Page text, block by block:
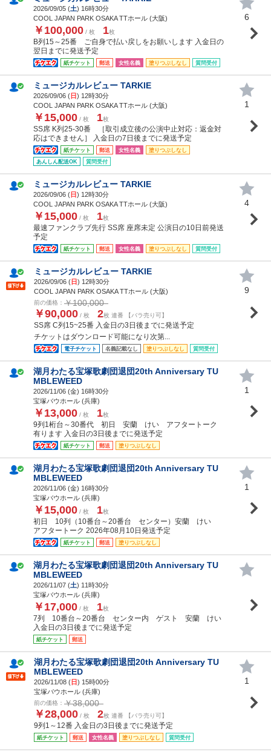
2026/09/05 (土) 16時30分
COOL JAPAN PARK OSAKA TTホール (大阪)
￥100,000 / 枚 1枚
B列15～25番 ご自身で払い戻しをお願いします 入金日の
翌日までに発送予定
紙チケット 郵送 女性名義 塗りつぶしなし 質問受付
6
ミュージカルレビュー TARKIE
2026/09/06 (日) 12時30分
COOL JAPAN PARK OSAKA TTホール (大阪)
￥15,000 / 枚 1枚
SS席 K列25-30番 ［取引成立後の公演中止対応：返金対
応はできません］ 入金日の7日後までに発送予定
紙チケット 郵送 女性名義
塗りつぶしなし
あんしん配送OK
質問受付
1
ミュージカルレビュー TARKIE
2026/09/06 (日) 12時30分
COOL JAPAN PARK OSAKA TTホール (大阪)
￥15,000 / 枚 1枚
最速ファンクラブ先行 SS席 座席未定 公演日の10日前発送
予定
紙チケット 郵送 女性名義 塗りつぶしなし 質問受付
4
ミュージカルレビュー TARKIE
2026/09/06 (日) 12時30分
COOL JAPAN PARK OSAKA TTホール (大阪)
前の価格： ￥100,000
￥90,000 / 枚 2枚 連番 【バラ売り可】
SS席 C列15~25番 入金日の3日後までに発送予定
チケットはダウンロード可能になり次第...
電子チケット 名義記載なし 塗りつぶしなし 質問受付
9
湖月わたる宝塚歌劇団退団20th Anniversary TU
MBLEWEED
2026/11/06 (金) 16時30分
宝塚バウホール (兵庫)
￥13,000 / 枚 1枚
9列1桁台～30番代 初日 安蘭 けい アフタートーク
有ります 入金日の3日後までに発送予定
紙チケット 郵送 塗りつぶしなし
1
湖月わたる宝塚歌劇団退団20th Anniversary TU
MBLEWEED
2026/11/06 (金) 16時30分
宝塚バウホール (兵庫)
￥15,000 / 枚 1枚
初日 10列（10番台～20番台 センター）安蘭 けい
アフタートーク 2026年08月10日発送予定
紙チケット 郵送 塗りつぶしなし
1
湖月わたる宝塚歌劇団退団20th Anniversary TU
MBLEWEED
2026/11/07 (土) 11時30分
宝塚バウホール (兵庫)
￥17,000 / 枚 1枚
7列 10番台～20番台 センター内 ゲスト 安蘭 けい
入金日の3日後までに発送予定
紙チケット 郵送
湖月わたる宝塚歌劇団退団20th Anniversary TU
MBLEWEED
2026/11/08 (日) 15時00分
宝塚バウホール (兵庫)
前の価格： ￥38,000
￥28,000 / 枚 2枚 連番 【バラ売り可】
9列1～12番 入金日の3日後までに発送予定
紙チケット 郵送 女性名義 塗りつぶしなし 質問受付
1